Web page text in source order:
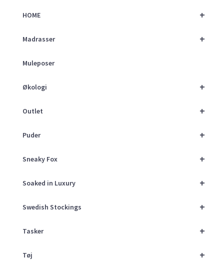
+
HOME
+
Madrasser
Muleposer
+
Økologi
+
Outlet
+
Puder
+
Sneaky Fox
+
Soaked in Luxury
+
Swedish Stockings
+
Tasker
+
Tøj